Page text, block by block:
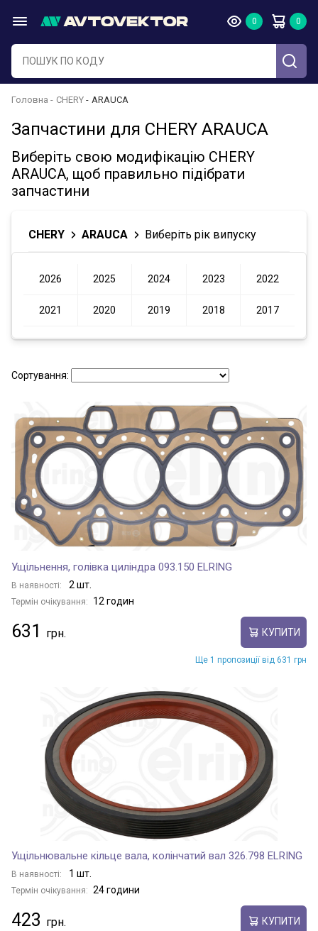
Головна CHERY ARAUCA
Запчастини для CHERY ARAUCA
Виберіть свою модифікацію CHERY
ARAUCA, щоб правильно підібрати
запчастини
CHERY ARAUCA Виберіть рік випуску
2026 2025 2024 2023 2022
2021 2020 2019 2018 2017
Сортування:
Ущільнення, голівка циліндра 093.150 ELRING
В наявності: 2 шт.
Термін очікування: 12 годин
631 КУПИТИ
Ще 1 пропозиції від 631 грн
Ущільнювальне кільце вала, колінчатий вал 326.798 ELRING
В наявності: 1 шт.
Термін очікування: 24 години
423 КУПИТИ